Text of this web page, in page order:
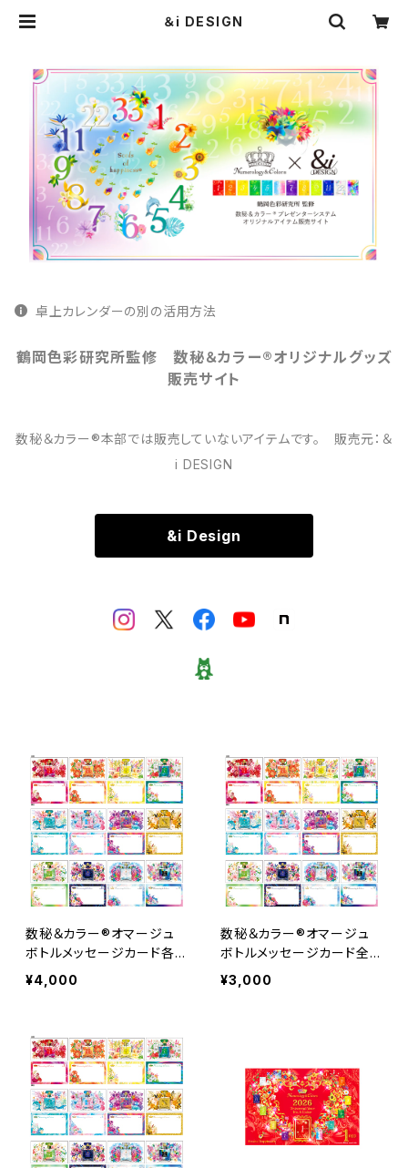
＆i DESIGN
卓上カレンダーの別の活用方法
鶴岡色彩研究所監修 数秘＆カラー®オリジナルグッズ
販売サイト
数秘＆カラー®本部では販売していないアイテムです。 販売元：＆
i DESIGN
&i Design
数秘＆カラー®オマージュ
ボトルメッセージカード各1
0枚セット 計120枚
¥4,000
数秘＆カラー®オマージュ
ボトルメッセージカード全N
o.各5枚セット 計60枚
¥3,000